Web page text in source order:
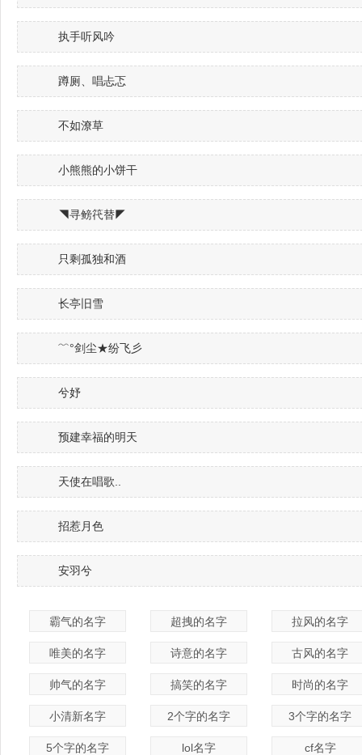
执手听风吟
蹲厕、唱忐忑
不如潦草
小熊熊的小饼干
◥寻鳑笩替◤
只剩孤独和酒
长亭旧雪
﹌°剑尘★纷飞彡
兮妤
预建幸福的明天
天使在唱歌..
招惹月色
安羽兮
霸气的名字 超拽的名字 拉风的名字
唯美的名字 诗意的名字 古风的名字
帅气的名字 搞笑的名字 时尚的名字
小清新名字 2个字的名字 3个字的名字
5个字的名字 lol名字 cf名字